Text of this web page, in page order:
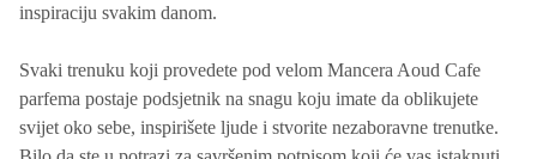
inspiraciju svakim danom.
Svaki trenuku koji provedete pod velom Mancera Aoud Cafe
parfema postaje podsjetnik na snagu koju imate da oblikujete
svijet oko sebe, inspirišete ljude i stvorite nezaboravne trenutke.